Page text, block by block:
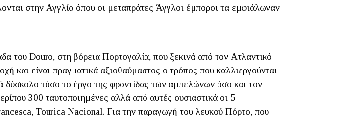
στην Αγγλία όπου οι μεταπράτες Άγγλοι έμποροι τα εμφιάλωναν
του Douro, στη βόρεια Πορτογαλία, που ξεκινά από τον Ατλαντικό
και είναι πραγματικά αξιοθαύμαστος ο τρόπος που καλλιεργούνται
δύσκολο τόσο το έργο της φροντίδας των αμπελώνων όσο και τον
300 ταυτοποιημένες αλλά από αυτές ουσιαστικά οι 5
Tourica Nacional. Για την παραγωγή του λευκού Πόρτο, που